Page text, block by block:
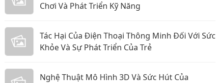
Chơi Và Phát Triển Kỹ Năng
Tác Hại Của Điện Thoại Thông Minh Đối Với Sức
Khỏe Và Sự Phát Triển Của Trẻ
Nghệ Thuật Mô Hình 3D Và Sức Hút Của